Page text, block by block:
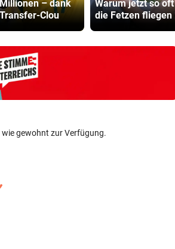
Millionen – dank
Transfer-Clou
Warum jetzt so oft
die Fetzen fliegen
gewohnt zur Verfügung.